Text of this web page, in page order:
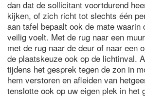
dan dat de sollicitant voortdurend
kijken, of zich richt tot slechts één
aan tafel bepaalt ook de mate
veilig voelt. Met de rug naar een
met de rug naar de deur of naar een
de plaatskeuze ook op de lichtinval.
tijdens het gesprek tegen de zon in
hem verstoren en afleiden van
tenslotte ook op uw eigen plek in het